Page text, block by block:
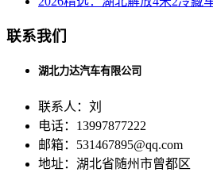
联系我们
湖北力达汽车有限公司
联系人：刘
电话：13997877222
邮箱：531467895@qq.com
地址：湖北省随州市曾都区